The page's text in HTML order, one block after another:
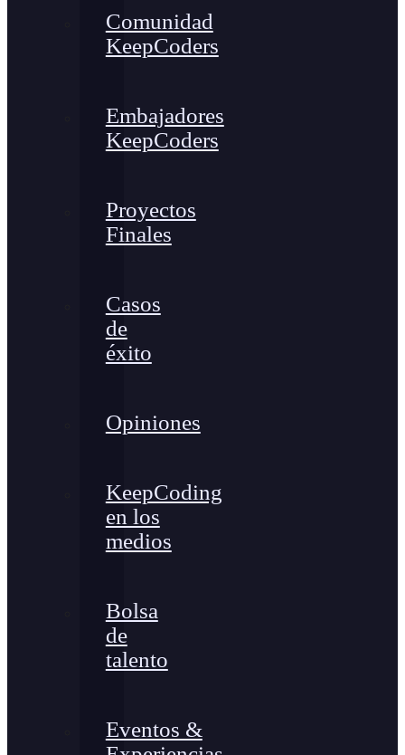
Comunidad
KeepCoders
Embajadores
KeepCoders
Proyectos
Finales
Casos
de
éxito
Opiniones
KeepCoding
en los
medios
Bolsa
de
talento
Eventos &